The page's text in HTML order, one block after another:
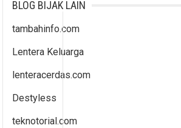
BLOG BIJAK LAIN
tambahinfo.com
Lentera Keluarga
lenteracerdas.com
Destyless
teknotorial.com